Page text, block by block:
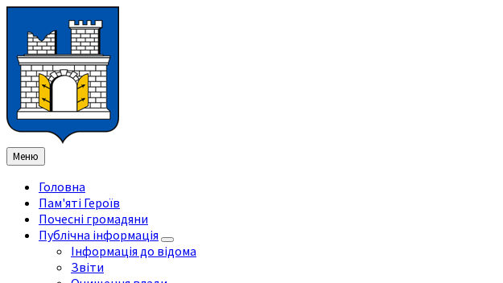
змісту
ліву
бічну
панель
праву
бічну
панель
нижнього
колонтитула
Меню
Головна
Пам'яті Героїв
Почесні громадяни
Публічна інформація
Інформація до відома
Звіти